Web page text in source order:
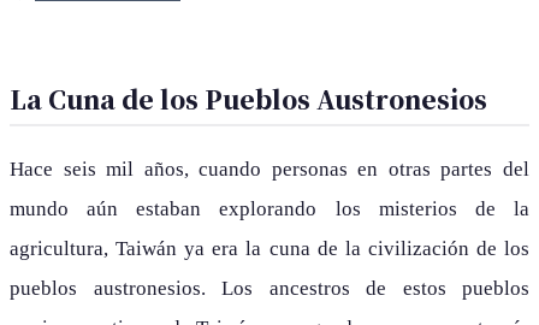
La Cuna de los Pueblos Austronesios
Hace seis mil años, cuando personas en otras partes del
mundo aún estaban explorando los misterios de la
agricultura, Taiwán ya era la cuna de la civilización de los
pueblos austronesios. Los ancestros de estos pueblos